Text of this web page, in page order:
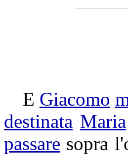
E Giacomo
destinata Maria
passare sopra